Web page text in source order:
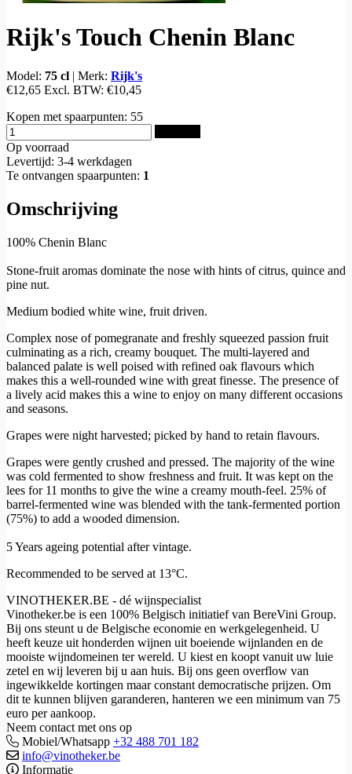
Rijk's Touch Chenin Blanc
Model: 75 cl | Merk: Rijk's
€12,65 Excl. BTW: €10,45
Kopen met spaarpunten: 55
Op voorraad
Levertijd: 3-4 werkdagen
Te ontvangen spaarpunten: 1
Omschrijving
100% Chenin Blanc
Stone-fruit aromas dominate the nose with hints of citrus, quince and
pine nut.
Medium bodied white wine, fruit driven.
Complex nose of pomegranate and freshly squeezed passion fruit
culminating as a rich, creamy bouquet. The multi-layered and
balanced palate is well poised with refined oak flavours which
makes this a well-rounded wine with great finesse. The presence of
a lively acid makes this a wine to enjoy on many different occasions
and seasons.
Grapes were night harvested; picked by hand to retain flavours.
Grapes were gently crushed and pressed. The majority of the wine
was cold fermented to show freshness and fruit. It was kept on the
lees for 11 months to give the wine a creamy mouth-feel. 25% of
barrel-fermented wine was blended with the tank-fermented portion
(75%) to add a wooded dimension.
5 Years ageing potential after vintage.
Recommended to be served at 13°C.
VINOTHEKER.BE - dé wijnspecialist
Vinotheker.be is een 100% Belgisch initiatief van BereVini Group.
Bij ons steunt u de Belgische economie en werkgelegenheid. U
heeft keuze uit honderden wijnen uit boeiende wijnlanden en de
mooiste wijndomeinen ter wereld. U kiest en koopt vanuit uw luie
zetel en wij leveren bij u aan huis. Bij ons geen overflow van
ingewikkelde kortingen maar constant democratische prijzen. Om
dit te kunnen blijven garanderen, hanteren we een minimum van 75
euro per aankoop.
Neem contact met ons op
Mobiel/Whatsapp +32 488 701 182
info@vinotheker.be
Informatie